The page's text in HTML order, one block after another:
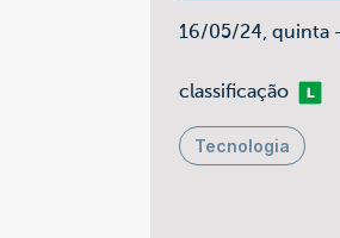
16/05/24, quinta
classificaçãoLivre
Tecnologia